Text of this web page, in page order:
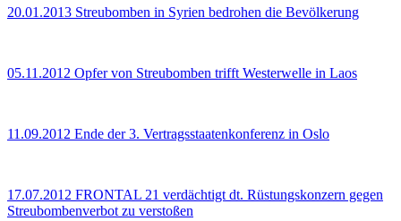
20.01.2013 Streubomben in Syrien bedrohen die Bevölkerung
05.11.2012 Opfer von Streubomben trifft Westerwelle in Laos
11.09.2012 Ende der 3. Vertragsstaatenkonferenz in Oslo
17.07.2012 FRONTAL 21 verdächtigt dt. Rüstungskonzern gegen
Streubombenverbot zu verstoßen